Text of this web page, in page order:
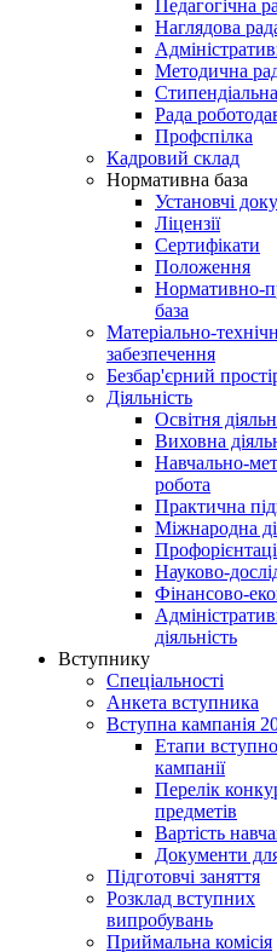
Педагогічна
Наглядова
Методична
Стипендіальна
Рада
Профспілка
Кадровий склад
Нормативна база
Установчі
Ліцензії
Сертифікати
Положення
Нормативно-
база
Матеріально-
забезпечення
Безбар'єрний
Діяльність
Освітня
Виховна
Навчально-
робота
Практична
Міжнародна
Науково-
Фінансово-
діяльність
Вступнику
Спеціальності
Анкета вступника
Вступна кампанія
Етапи
кампанії
Перелік
предметів
Вартість
Документи
Підготовчі заняття
Розклад вступних
випробувань
Приймальна комісія